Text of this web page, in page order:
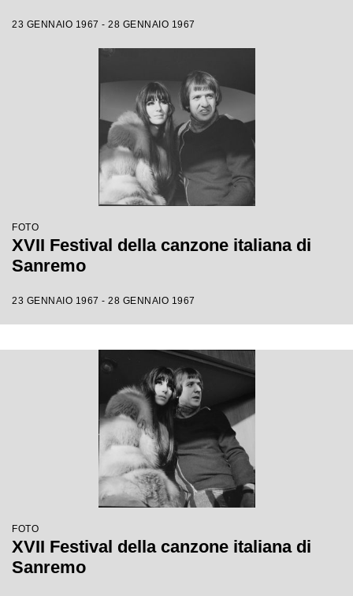
23 GENNAIO 1967 - 28 GENNAIO 1967
FOTO
XVII Festival della canzone italiana di
Sanremo
23 GENNAIO 1967 - 28 GENNAIO 1967
FOTO
XVII Festival della canzone italiana di
Sanremo